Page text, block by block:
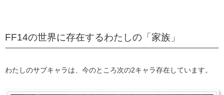
FF14の世界に存在するわたしの「家族」
わたしのサブキャラは、今のところ次の2キャラ存在しています。